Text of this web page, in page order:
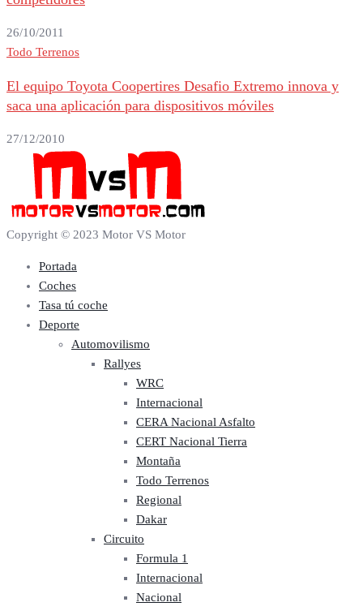
26/10/2011
Todo Terrenos
El equipo Toyota Coopertires Desafio Extremo innova y
saca una aplicación para dispositivos móviles
27/12/2010
Copyright © 2023 Motor VS Motor
Portada
Coches
Tasa tú coche
Deporte
Automovilismo
Rallyes
WRC
Internacional
CERA Nacional Asfalto
CERT Nacional Tierra
Montaña
Todo Terrenos
Regional
Dakar
Circuito
Formula 1
Internacional
Nacional